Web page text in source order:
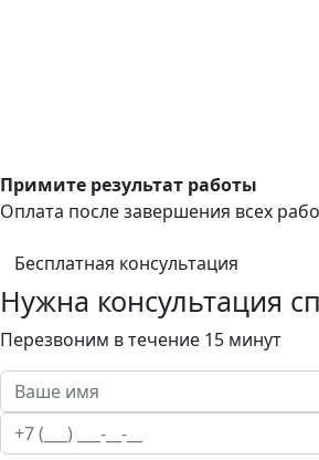
Примите результат работы
Оплата после завершения всех
Бесплатная консультация
Нужна консультация
Перезвоним в течение 15 минут